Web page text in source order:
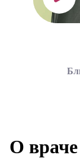
О враче